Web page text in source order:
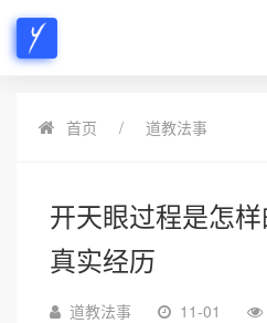
首页 道教法事
开天眼过程是怎
真实经历
道教法事 11-01